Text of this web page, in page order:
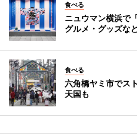
食べる
ニュウマン横浜で
グルメ・グッズな
食べる
六角橋ヤミ市でス
天国も